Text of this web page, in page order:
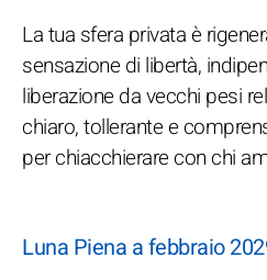
La tua sfera privata è
sensazione di libertà,
liberazione da vecchi pesi
chiaro, tollerante e
per chiacchierare con chi
Luna Piena a febbraio